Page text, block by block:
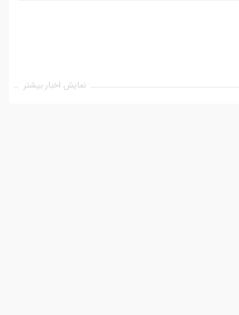
نمایش اخبار بیشتر